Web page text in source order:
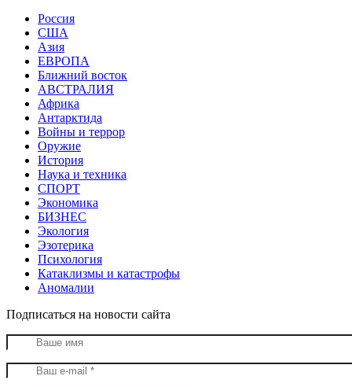
Россия
США
Азия
ЕВРОПА
Ближний восток
АВСТРАЛИЯ
Африка
Антарктида
Войны и террор
Оружие
История
Наука и техника
СПОРТ
Экономика
БИЗНЕС
Экология
Эзотерика
Психология
Катаклизмы и катастрофы
Аномалии
Подписаться на новости сайта